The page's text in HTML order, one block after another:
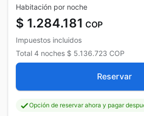
Habitación por noche
$ 1.284.181 COP
Impuestos incluidos
Total 4 noches $ 5.136.723 COP
Reservar
Opción de reservar ahora y pagar